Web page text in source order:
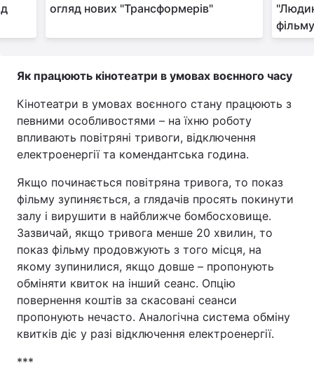
огляд нових "Трансформерів"
Як працюють кінотеатри в умовах воєнного часу
Кінотеатри в умовах воєнного стану працюють з
певними особливостями – на їхню роботу
впливають повітряні тривоги, відключення
електроенергії та комендантська година.
Якщо починається повітряна тривога, то показ
фільму зупиняється, а глядачів просять покинути
залу і вирушити в найближче бомбосховище.
Зазвичай, якщо тривога менше 20 хвилин, то
показ фільму продовжують з того місця, на
якому зупинилися, якщо довше – пропонують
обміняти квиток на інший сеанс. Опцію
повернення коштів за скасовані сеанси
пропонують нечасто. Аналогічна система обміну
квитків діє у разі відключення електроенергії.
***